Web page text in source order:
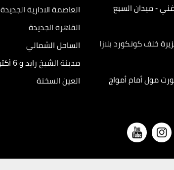
ش الميرغني - ميدان السبع
١٠ شارع الجزيرة خلف كونكورد بلازا
مول أمام أمواج
العاصمة الادارية الجديدة
القاهرة الجديدة
الساحل الشمالي
مدينة الشيخ زايد و 6 أكتوبر
العين السخنة